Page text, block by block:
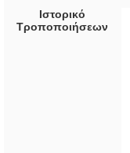
Ιστορικό
Τροποποιήσεων